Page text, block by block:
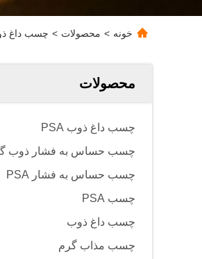
خونه > محصولات > چسب داغ
محصولات
چسب داغ ذوب PSA
چسب حساس به فشار ذوب
چسب حساس به فشار PSA
چسب PSA
چسب داغ ذوب
چسب مذاب گرم